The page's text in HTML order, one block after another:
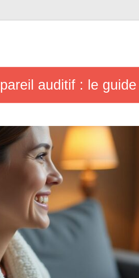
auditif : le